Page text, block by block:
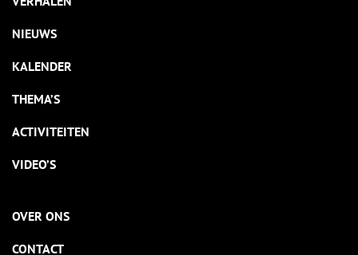
NIEUWS
KALENDER
THEMA’S
ACTIVITEITEN
VIDEO’S
OVER ONS
CONTACT